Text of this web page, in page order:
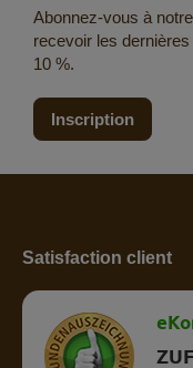
Abonnez-vous à
recevoir les
10 %.
Inscription
Satisfaction client